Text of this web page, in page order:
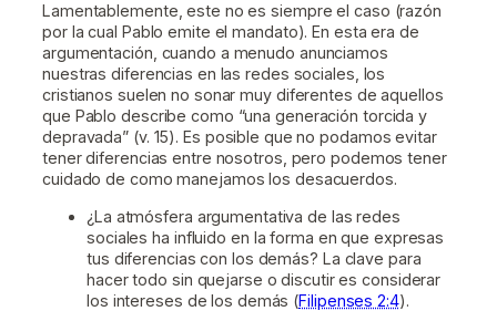
Lamentablemente, este no es siempre el caso (razón
por la cual Pablo emite el mandato). En esta era de
argumentación, cuando a menudo anunciamos
nuestras diferencias en las redes sociales, los
cristianos suelen no sonar muy diferentes de aquellos
que Pablo describe como “una generación torcida y
depravada” (v. 15). Es posible que no podamos evitar
tener diferencias entre nosotros, pero podemos tener
cuidado de como manejamos los desacuerdos.
¿La atmósfera argumentativa de las redes
sociales ha influido en la forma en que expresas
tus diferencias con los demás? La clave para
hacer todo sin quejarse o discutir es considerar
los intereses de los demás (Filipenses 2:4).